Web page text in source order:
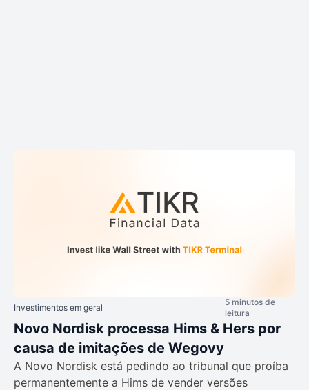
Investimentos em geral
5 minutos de
leitura
Novo Nordisk processa Hims & Hers por
causa de imitações de Wegovy
A Novo Nordisk está pedindo ao tribunal que proíba
permanentemente a Hims de vender versões